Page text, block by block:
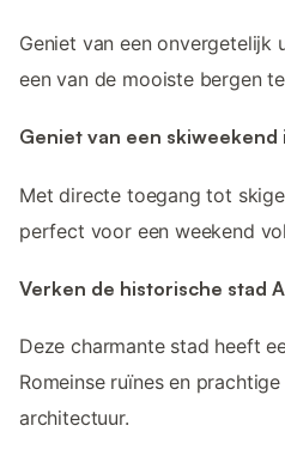
Geniet van een onvergetelijk
een van de mooiste bergen
Geniet van een skiweekend
Met directe toegang tot
perfect voor een weekend
Verken de historische stad
Deze charmante stad heeft
Romeinse ruïnes en
architectuur.